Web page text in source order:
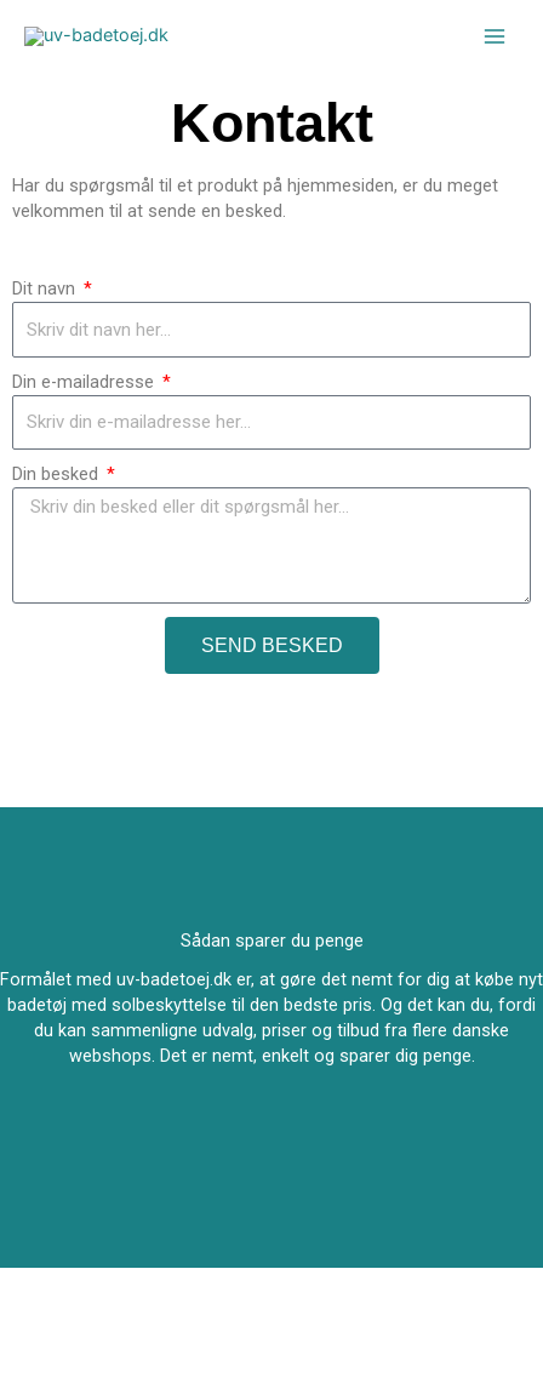
Kontakt
Har du spørgsmål til et produkt på hjemmesiden, er du meget
velkommen til at sende en besked.
Dit navn
Din e-mailadresse
Din besked
SEND BESKED
Sådan sparer du penge
Formålet med uv-badetoej.dk er, at gøre det nemt for dig at købe nyt
badetøj med solbeskyttelse til den bedste pris. Og det kan du, fordi
du kan sammenligne udvalg, priser og tilbud fra flere danske
webshops. Det er nemt, enkelt og sparer dig penge.